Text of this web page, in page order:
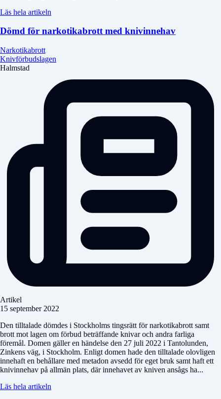
Läs hela artikeln
Dömd för narkotikabrott med knivinnehav
Narkotikabrott
Knivförbudslagen
Halmstad
Artikel
15 september 2022
Den tilltalade dömdes i Stockholms tingsrätt för narkotikabrott samt
brott mot lagen om förbud beträffande knivar och andra farliga
föremål. Domen gäller en händelse den 27 juli 2022 i Tantolunden,
Zinkens väg, i Stockholm. Enligt domen hade den tilltalade olovligen
innehaft en behållare med metadon avsedd för eget bruk samt haft ett
knivinnehav på allmän plats, där innehavet av kniven ansågs ha...
Läs hela artikeln